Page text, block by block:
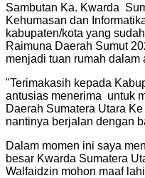
Sambutan Ka. Kwarda
Kehumasan dan
kabupaten/kota yang
Raimuna Daerah Sumut
menjadi tuan rumah dalam
"Terimakasih kepada
antusias menerima untuk
Daerah Sumatera Utara
nantinya berjalan dengan
Dalam momen ini saya
besar Kwarda Sumatera
Walfaidzin mohon maaf